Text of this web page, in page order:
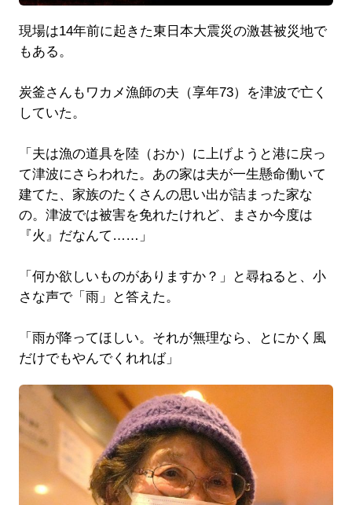
現場は14年前に起きた東日本大震災の激甚被災地で
もある。
炭釜さんもワカメ漁師の夫（享年73）を津波で亡く
していた。
「夫は漁の道具を陸（おか）に上げようと港に戻っ
て津波にさらわれた。あの家は夫が一生懸命働いて
建てた、家族のたくさんの思い出が詰まった家な
の。津波では被害を免れたけれど、まさか今度は
『火』だなんて……」
「何か欲しいものがありますか？」と尋ねると、小
さな声で「雨」と答えた。
「雨が降ってほしい。それが無理なら、とにかく風
だけでもやんでくれれば」